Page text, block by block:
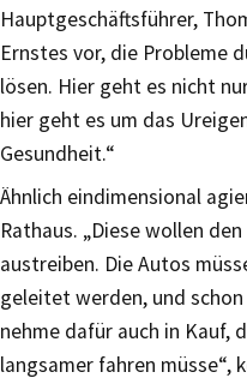
Hauptgeschäftsführer,
Ernstes vor, die Probleme
lösen. Hier geht es nicht
hier geht es um das
Gesundheit.“
Ähnlich eindimensional
Rathaus. „Diese wollen
austreiben. Die Autos
geleitet werden, und
nehme dafür auch in Kauf,
langsamer fahren müsse“,